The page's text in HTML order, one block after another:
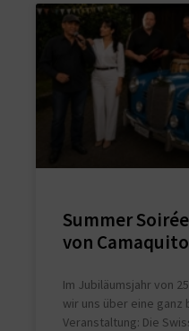
Summer
von Camaquito
Im Jubiläumsjahr von
wir uns über eine
Veranstaltung: Die